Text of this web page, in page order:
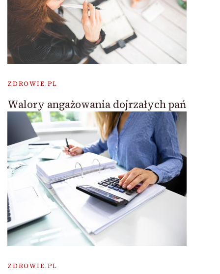
ZDROWIE.PL
Walory angażowania dojrzałych pań
ZDROWIE.PL